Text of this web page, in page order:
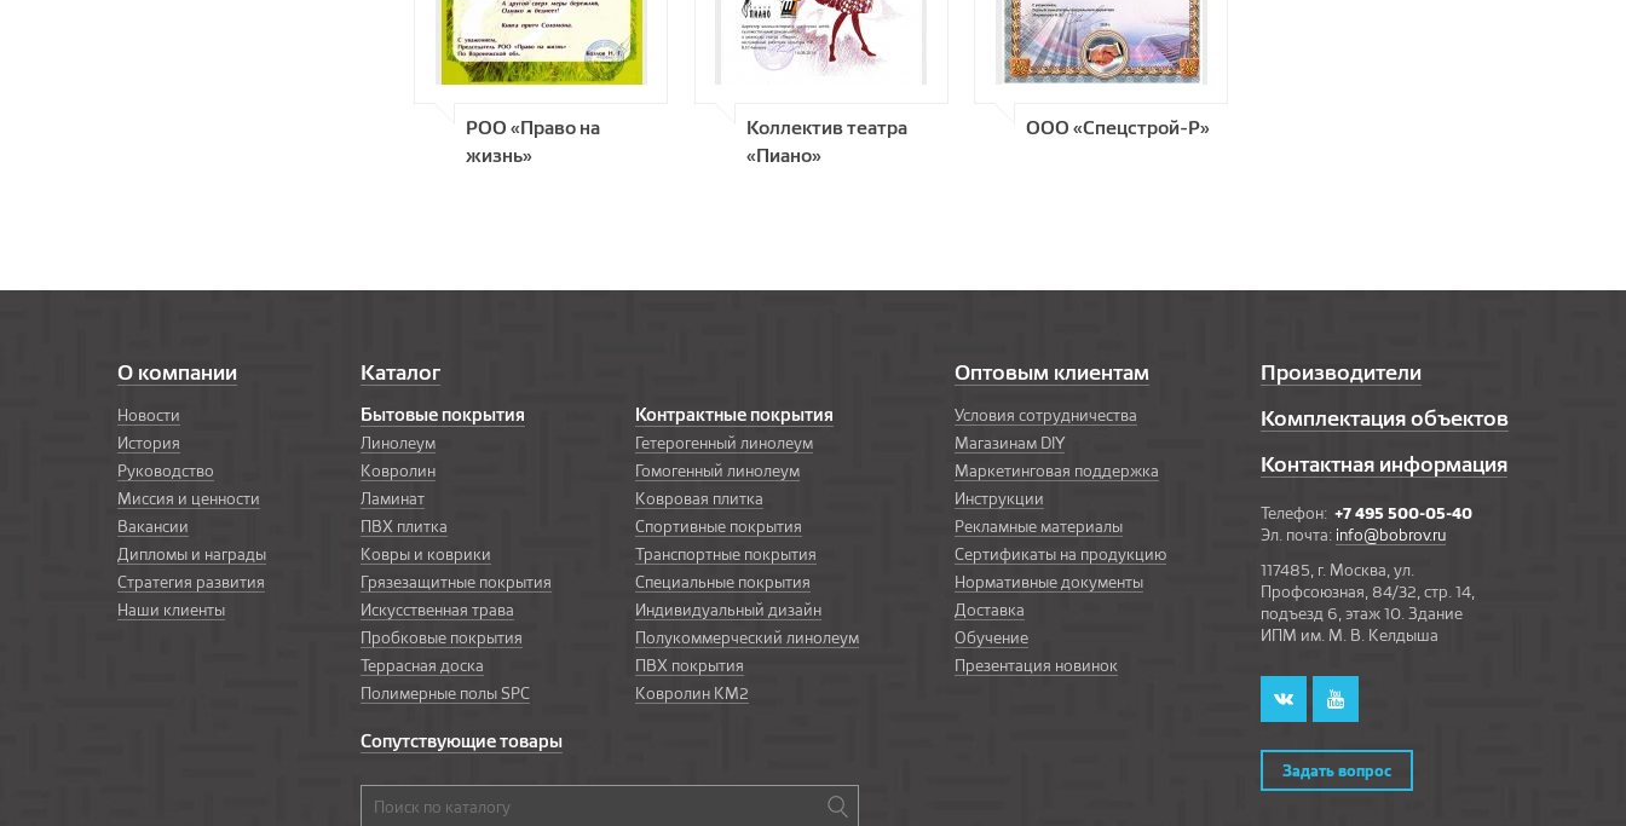
POO «Право на
жизнь»
Коллектив театра
«Пиано»
ООО «Спецстрой-Р»
О компании
Новости
История
Руководство
Миссия и ценности
Вакансии
Дипломы и награды
Стратегия развития
Наши клиенты
Каталог
Бытовые покрытия
Линолеум
Ковролин
Ламинат
ПВХ плитка
Ковры и коврики
Грязезащитные покрытия
Искусственная трава
Пробковые покрытия
Террасная доска
Полимерные полы SPC
Сопутствующие товары
Контрактные покрытия
Гетерогенный линолеум
Гомогенный линолеум
Ковровая плитка
Спортивные покрытия
Транспортные покрытия
Специальные покрытия
Индивидуальный дизайн
Полукоммерческий линолеум
ПВХ покрытия
Ковролин КМ2
Оптовым клиентам
Условия сотрудничества
Магазинам DIY
Маркетинговая поддержка
Инструкции
Рекламные материалы
Сертификаты на продукцию
Нормативные документы
Доставка
Обучение
Презентация новинок
Производители
Комплектация объектов
Контактная информация
Телефон:+7 495 500-05-40
Эл. почта: info@bobrov.ru
117485, г. Москва, ул.
Профсоюзная, 84/32, стр. 14,
подъезд 6, этаж 10. Здание
ИПМ им. М. В. Келдыша
Задать вопрос